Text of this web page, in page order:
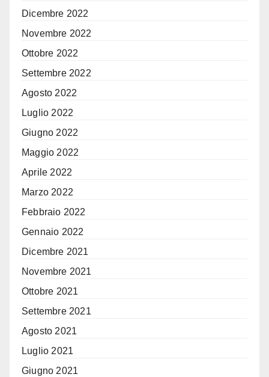
Dicembre 2022
Novembre 2022
Ottobre 2022
Settembre 2022
Agosto 2022
Luglio 2022
Giugno 2022
Maggio 2022
Aprile 2022
Marzo 2022
Febbraio 2022
Gennaio 2022
Dicembre 2021
Novembre 2021
Ottobre 2021
Settembre 2021
Agosto 2021
Luglio 2021
Giugno 2021